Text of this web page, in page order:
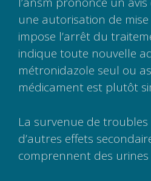
une autorisation de
impose l’arrêt du
indique toute nouvelle
métronidazole seul ou
médicament est plutôt
La survenue de troubles
d’autres effets
comprennent des urines